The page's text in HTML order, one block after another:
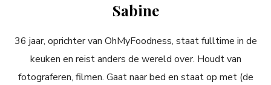
Sabine
36 jaar, oprichter van OhMyFoodness, staat fulltime in de
keuken en reist anders de wereld over. Houdt van
fotograferen, filmen. Gaat naar bed en staat op met (de